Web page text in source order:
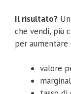
Il risultato?
che vendi, più
per
valore